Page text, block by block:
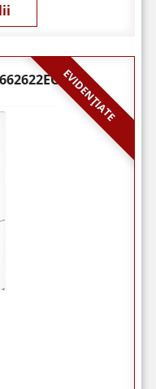
EVIDENȚIATE